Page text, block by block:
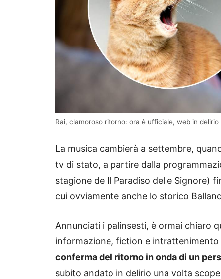
Rai, clamoroso ritorno: ora è ufficiale, web in delirio
La musica cambierà a settembre,
tv di stato, a partire dalla
stagione de Il Paradiso delle Signore)
cui ovviamente anche lo storico
Annunciati i palinsesti, è ormai chiaro
informazione, fiction e intrattenimento
conferma del ritorno in onda di un
subito andato in delirio una volta